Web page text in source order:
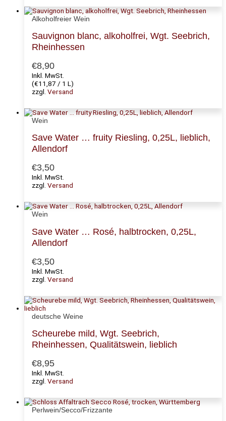
Alkoholfreier Wein
Sauvignon blanc, alkoholfrei, Wgt. Seebrich,
Rheinhessen
€8,90
Inkl. MwSt.
(€11,87 / 1 L)
zzgl. Versand
Wein
Save Water … fruity Riesling, 0,25L, lieblich,
Allendorf
€3,50
Inkl. MwSt.
zzgl. Versand
Wein
Save Water … Rosé, halbtrocken, 0,25L,
Allendorf
€3,50
Inkl. MwSt.
zzgl. Versand
deutsche Weine
Scheurebe mild, Wgt. Seebrich,
Rheinhessen, Qualitätswein, lieblich
€8,95
Inkl. MwSt.
zzgl. Versand
Perlwein/Secco/Frizzante